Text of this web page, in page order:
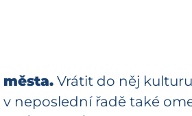
Vrátit do něj
neposlední řadě také